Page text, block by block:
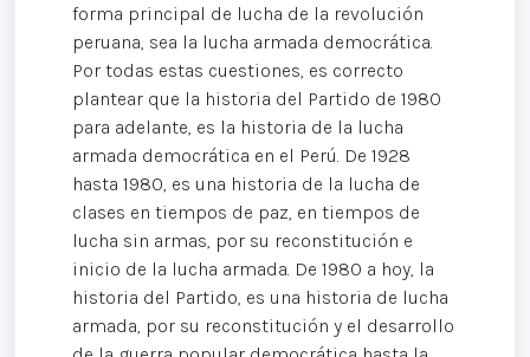
forma principal de lucha de la revolución
peruana, sea la lucha armada democrática.
Por todas estas cuestiones, es correcto
plantear que la historia del Partido de 1980
para adelante, es la historia de la lucha
armada democrática en el Perú. De 1928
hasta 1980, es una historia de la lucha de
clases en tiempos de paz, en tiempos de
lucha sin armas, por su reconstitución e
inicio de la lucha armada. De 1980 a hoy, la
historia del Partido, es una historia de lucha
armada, por su reconstitución y el desarrollo